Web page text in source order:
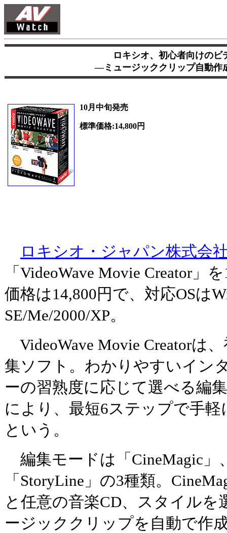
ロキシオ、初心者向けのビ
―ミュージッククリップ自動作
10月中旬発売
標準価格:14,800円
ロキシオ・ジャパン株式会
「VideoWave Movie Creator」
価格は14,800円で、対応OSは
SE/Me/2000/XP。
VideoWave Movie Creatorは
集ソフト。わかりやすいイン
ーの習熟度に応じて選べる編
により、最短6ステップで手
という。
編集モードは「CineMagic」
「StoryLine」の3種類。
と任意の音楽CD、スタイル
ージッククリップを自動で作